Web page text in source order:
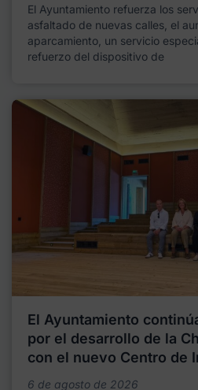
El Ayuntamiento refuerza los
asfaltado de nuevas calles, el
aparcamiento, un servicio
refuerzo del dispositivo de
El Ayuntamiento
por el desarrollo de la
con el nuevo Centro de
6 de agosto de 2026